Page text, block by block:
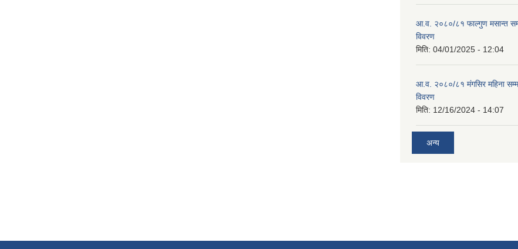
आ.व. २०८०/८१ फाल्गुण मसान्त
विवरण
मिति: 04/01/2025 - 12:04
आ.व. २०८०/८१ मंगसिर महिना
विवरण
मिति: 12/16/2024 - 14:07
अन्य